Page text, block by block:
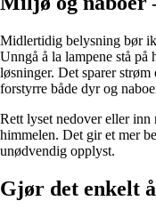
Midlertidig belysning bør
Unngå å la lampene stå
løsninger. Det sparer
forstyrre både dyr og
Rett lyset nedover eller inn
himmelen. Det gir et mer
unødvendig opplyst.
Gjør det enkelt